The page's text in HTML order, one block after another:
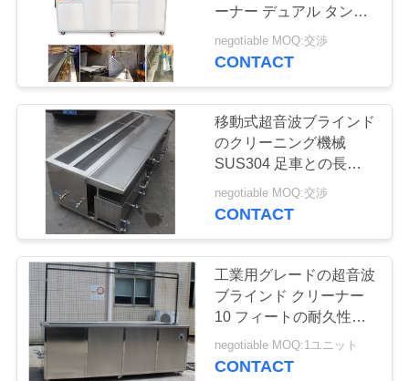
医学の超音波洗剤
59
実験室の超音波洗剤
ーナー デュアル タンク
330 リットル 調整可能
なタイマー
negotiable MOQ:交渉
CONTACT
移動式超音波ブラインド
のクリーニング機械
SUS304 足車との長い
10 フィート
negotiable MOQ:交渉
CONTACT
工業用グレードの超音波
ブラインド クリーナー
10 フィートの耐久性の
ある 304 ステンレス鋼
素材
negotiable MOQ:1ユニット
CONTACT